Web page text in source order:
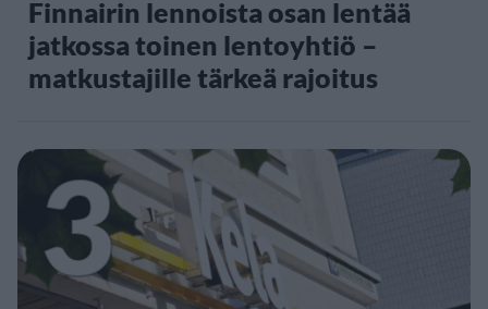
Finnairin lennoista osan lentää
jatkossa toinen lentoyhtiö –
matkustajille tärkeä rajoitus
3